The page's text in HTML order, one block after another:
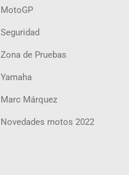
MotoGP
Seguridad
Zona de Pruebas
Yamaha
Marc Márquez
Novedades motos 2022